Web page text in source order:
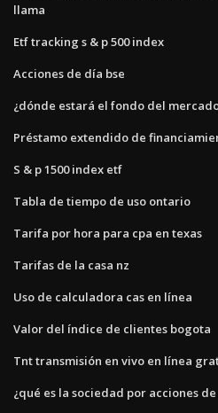
llama
Etf tracking s & p 500 index
Acciones de día bse
¿dónde estará el fondo del mercado
Préstamo extendido de
S & p 1500 index etf
Tabla de tiempo de uso ontario
Tarifa por hora para cpa en texas
Tarifas de la casa nz
Uso de calculadora cas en línea
Valor del índice de clientes bogota
Tnt transmisión en vivo en línea
¿qué es la sociedad por acciones de